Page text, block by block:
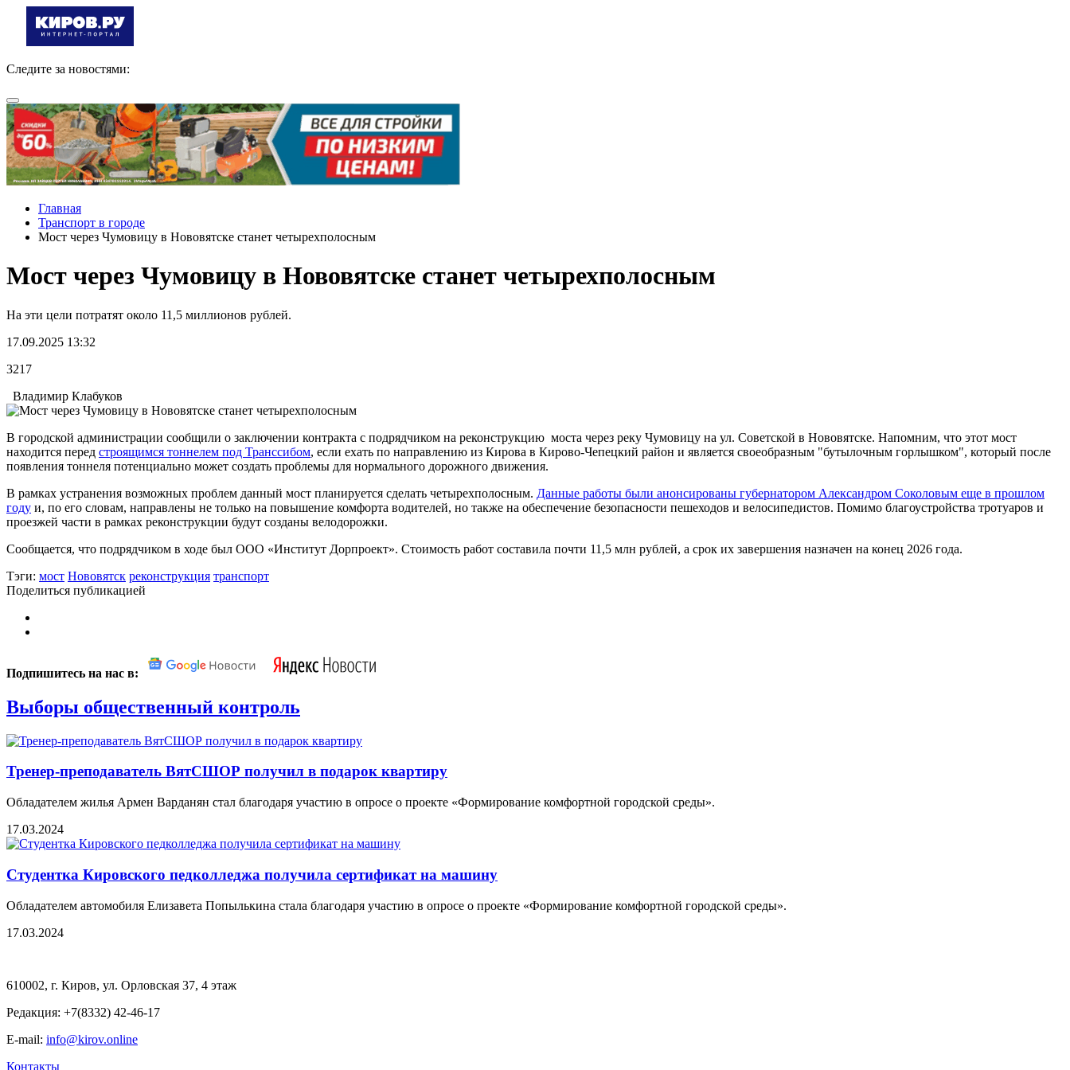
Следите за новостями:
Главная
Транспорт в городе
Мост через Чумовицу в Нововятске станет четырехполосным
Мост через Чумовицу в Нововятске станет четырехполосным
На эти цели потратят около 11,5 миллионов рублей.
17.09.2025 13:32
3217
Владимир Клабуков
В городской администрации сообщили о заключении контракта с подрядчиком на реконструкцию моста через реку Чумовицу на ул. Советской в Нововятске. Напомним, что этот мост
находится перед строящимся тоннелем под Транссибом, если ехать по направлению из Кирова в Кирово-Чепецкий район и является своеобразным "бутылочным горлышком", который после
появления тоннеля потенциально может создать проблемы для нормального дорожного движения.
В рамках устранения возможных проблем данный мост планируется сделать четырехполосным. Данные работы были анонсированы губернатором Александром Соколовым еще в прошлом
году и, по его словам, направлены не только на повышение комфорта водителей, но также на обеспечение безопасности пешеходов и велосипедистов. Помимо благоустройства тротуаров и
проезжей части в рамках реконструкции будут созданы велодорожки.
Сообщается, что подрядчиком в ходе был ООО «Институт Дорпроект». Стоимость работ составила почти 11,5 млн рублей, а срок их завершения назначен на конец 2026 года.
Тэги: мост Нововятск реконструкция транспорт
Поделиться публикацией
Подпишитесь на нас в:
Выборы общественный контроль
Тренер-преподаватель ВятСШОР получил в подарок квартиру
Обладателем жилья Армен Варданян стал благодаря участию в опросе о проекте «Формирование комфортной городской среды».
17.03.2024
Студентка Кировского педколледжа получила сертификат на машину
Обладателем автомобиля Елизавета Попылькина стала благодаря участию в опросе о проекте «Формирование комфортной городской среды».
17.03.2024
610002, г. Киров, ул. Орловская 37, 4 этаж
Редакция: +7(8332) 42-46-17
E-mail: info@kirov.online
Контакты